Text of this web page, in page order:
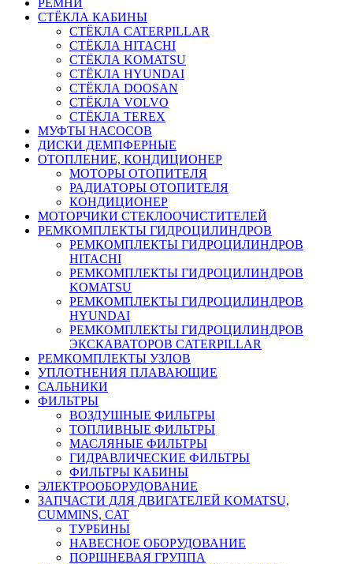
СТЁКЛА КАБИНЫ
СТЁКЛА CATERPILLAR
СТЁКЛА HITACHI
СТЁКЛА KOMATSU
СТЁКЛА HYUNDAI
СТЁКЛА DOOSAN
СТЁКЛА VOLVO
СТЁКЛА TEREX
МУФТЫ НАСОСОВ
ДИСКИ ДЕМПФЕРНЫЕ
ОТОПЛЕНИЕ, КОНДИЦИОНЕР
МОТОРЫ ОТОПИТЕЛЯ
РАДИАТОРЫ ОТОПИТЕЛЯ
КОНДИЦИОНЕР
МОТОРЧИКИ СТЕКЛООЧИСТИТЕЛЕЙ
РЕМКОМПЛЕКТЫ ГИДРОЦИЛИНДРОВ
РЕМКОМПЛЕКТЫ ГИДРОЦИЛИНДРОВ
HITACHI
РЕМКОМПЛЕКТЫ ГИДРОЦИЛИНДРОВ
KOMATSU
РЕМКОМПЛЕКТЫ ГИДРОЦИЛИНДРОВ
HYUNDAI
РЕМКОМПЛЕКТЫ ГИДРОЦИЛИНДРОВ
ЭКСКАВАТОРОВ CATERPILLAR
РЕМКОМПЛЕКТЫ УЗЛОВ
УПЛОТНЕНИЯ ПЛАВАЮЩИЕ
САЛЬНИКИ
ФИЛЬТРЫ
ВОЗДУШНЫЕ ФИЛЬТРЫ
ТОПЛИВНЫЕ ФИЛЬТРЫ
МАСЛЯНЫЕ ФИЛЬТРЫ
ГИДРАВЛИЧЕСКИЕ ФИЛЬТРЫ
ФИЛЬТРЫ КАБИНЫ
ЭЛЕКТРООБОРУДОВАНИЕ
ЗАПЧАСТИ ДЛЯ ДВИГАТЕЛЕЙ KOMATSU,
CUMMINS, CAT
ТУРБИНЫ
НАВЕСНОЕ ОБОРУДОВАНИЕ
ПОРШНЕВАЯ ГРУППА